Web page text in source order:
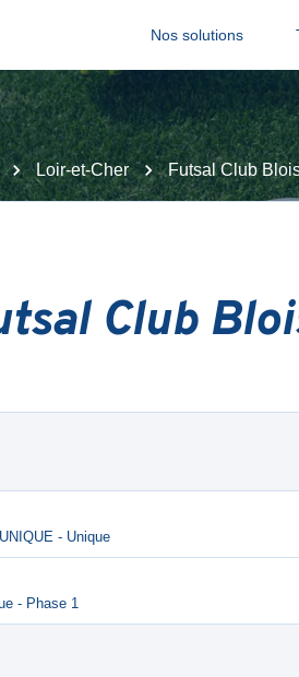
Nos solutions
Loir-et-Cher Futsal Club
Club
- Unique
- Phase 1